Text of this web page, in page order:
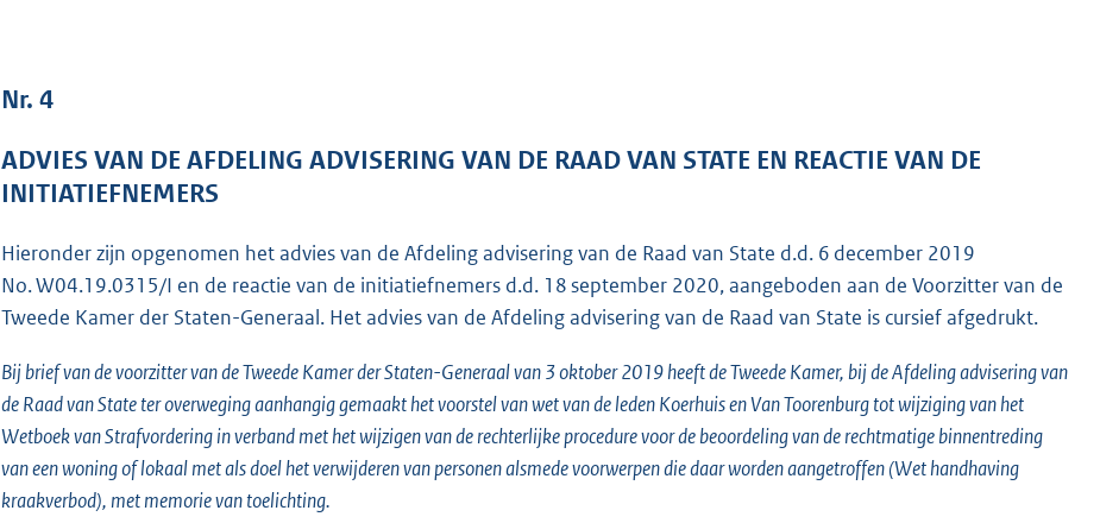
e
Nr. 4
ADVIES VAN DE AFDELING ADVISERING VAN DE RAAD VAN STATE EN REACTIE VAN DE
INITIATIEFNEMERS
Hieronder zijn opgenomen het advies van de Afdeling advisering van de Raad van State d.d. 6 december 2019
No. W04.19.0315/I en de reactie van de initiatiefnemers d.d. 18 september 2020, aangeboden aan de Voorzitter van de
Tweede Kamer der Staten-Generaal. Het advies van de Afdeling advisering van de Raad van State is cursief afgedrukt.
Bij brief van de voorzitter van de Tweede Kamer der Staten-Generaal van 3 oktober 2019 heeft de Tweede Kamer, bij de Afdeling advisering van
de Raad van State ter overweging aanhangig gemaakt het voorstel van wet van de leden Koerhuis en Van Toorenburg tot wijziging van het
Wetboek van Strafvordering in verband met het wijzigen van de rechterlijke procedure voor de beoordeling van de rechtmatige binnentreding
van een woning of lokaal met als doel het verwijderen van personen alsmede voorwerpen die daar worden aangetroffen (Wet handhaving
kraakverbod), met memorie van toelichting.